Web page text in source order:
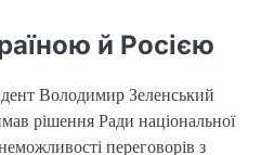
й Росією
Володимир Зеленський
рішення Ради національної
переговорів з